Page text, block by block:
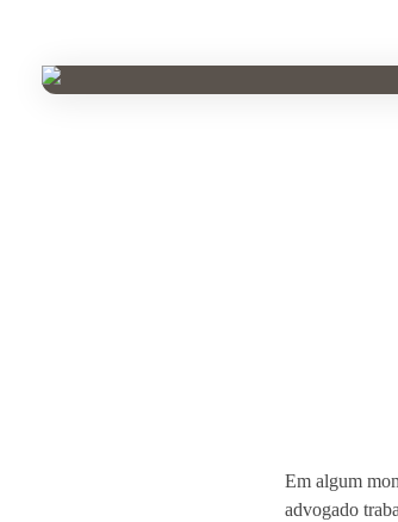
Em algum
advogado